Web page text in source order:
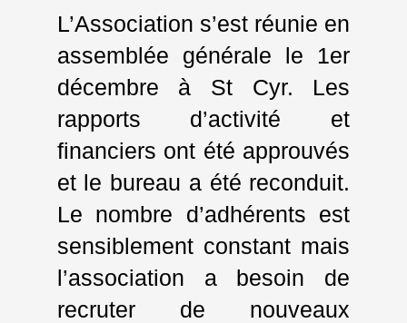
L’Association s’est réunie en
assemblée générale le 1er
décembre à St Cyr. Les
rapports d’activité et
financiers ont été approuvés
et le bureau a été reconduit.
Le nombre d’adhérents est
sensiblement constant mais
l’association a besoin de
recruter de nouveaux